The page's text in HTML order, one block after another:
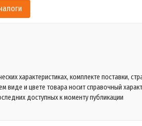
характеристиках, комплекте поставки,
виде и цвете товара носит справочный
доступных к моменту публикации